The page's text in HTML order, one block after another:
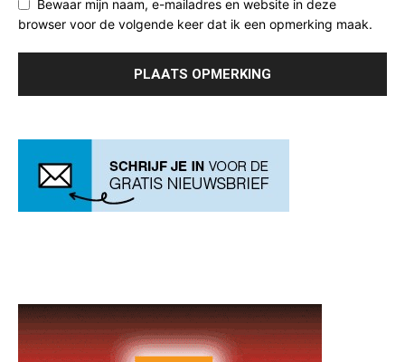
Bewaar mijn naam, e-mailadres en website in deze
browser voor de volgende keer dat ik een opmerking maak.